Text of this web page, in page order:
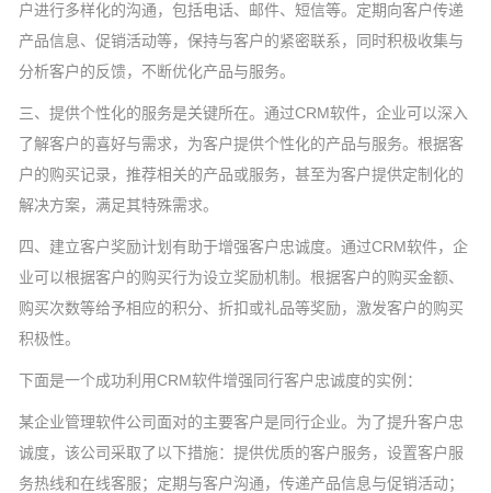
户进行多样化的沟通，包括电话、邮件、短信等。定期向客户传递
产品信息、促销活动等，保持与客户的紧密联系，同时积极收集与
分析客户的反馈，不断优化产品与服务。
三、提供个性化的服务是关键所在。通过CRM软件，企业可以深入
了解客户的喜好与需求，为客户提供个性化的产品与服务。根据客
户的购买记录，推荐相关的产品或服务，甚至为客户提供定制化的
解决方案，满足其特殊需求。
四、建立客户奖励计划有助于增强客户忠诚度。通过CRM软件，企
业可以根据客户的购买行为设立奖励机制。根据客户的购买金额、
购买次数等给予相应的积分、折扣或礼品等奖励，激发客户的购买
积极性。
下面是一个成功利用CRM软件增强同行客户忠诚度的实例：
某企业管理软件公司面对的主要客户是同行企业。为了提升客户忠
诚度，该公司采取了以下措施：提供优质的客户服务，设置客户服
务热线和在线客服；定期与客户沟通，传递产品信息与促销活动；